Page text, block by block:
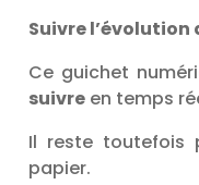
Suivre l’évolution
Ce guichet
suivre en temps
Il reste toutefois
papier.